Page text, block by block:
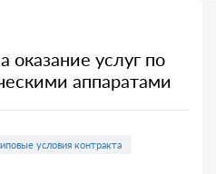
оказание услуг по
аппаратами
условия контракта